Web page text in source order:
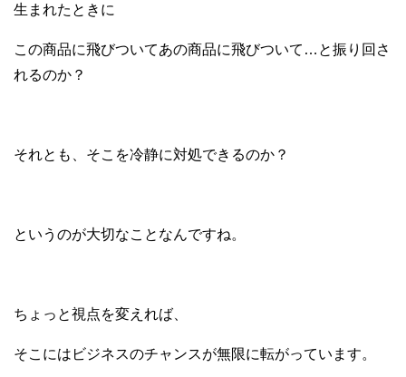
生まれたときに
この商品に飛びついてあの商品に飛びついて… と振り回さ
れるのか？
それとも、そこを冷静に対処できるのか？
というのが大切なことなんですね。
ちょっと視点を変えれば、
そこにはビジネスのチャンスが無限に転がっています。